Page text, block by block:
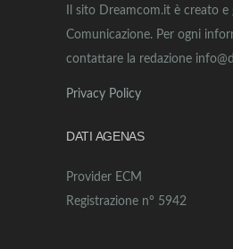
Il sito Dreamcom.it è creato
Comunicazione. Per ogni
contattare la redazione
Privacy Policy
DATI AGENAS
Provider ECM
Registrazione n° 5942